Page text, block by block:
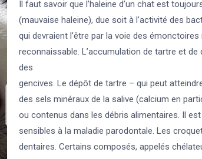
Il faut savoir que l’haleine d’un chat est
(mauvaise haleine), due soit à l’activité des
qui devraient l’être par la voie des
reconnaissable. L’accumulation de tartre et
des
gencives. Le dépôt de tartre – qui peut
des sels minéraux de la salive (calcium en
ou contenus dans les débris alimentaires. Il
sensibles à la maladie parodontale. Les
dentaires. Certains composés, appelés